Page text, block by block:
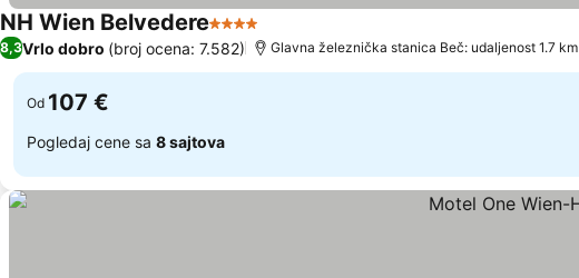
NH Wien Belvedere4 ZvezdicePogledaj cene
8,3Vrlo dobro (broj ocena: 7.582) Glavna železnička stanica Beč: udaljenost 1.7 km
Od 107 €
Pogledaj cene sa 8 sajtova